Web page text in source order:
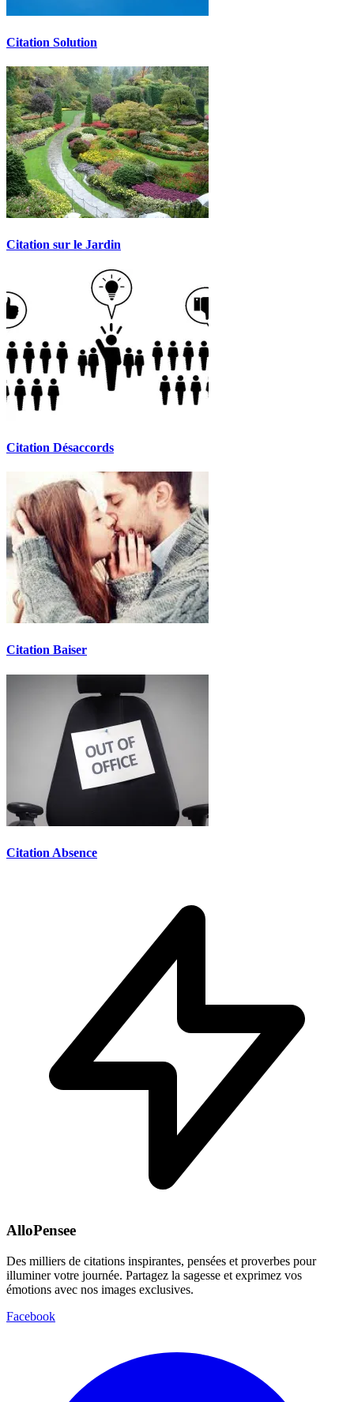
Citation Solution
Citation sur le Jardin
Citation Désaccords
Citation Baiser
Citation Absence
AlloPensee
Des milliers de citations inspirantes, pensées et proverbes pour
illuminer votre journée. Partagez la sagesse et exprimez vos
émotions avec nos images exclusives.
Facebook